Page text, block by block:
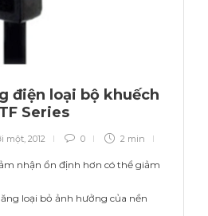
điện loại bộ khuếch
Series
một, 2012 0 2 min
nhận ổn định hơn có thể giảm
loại bỏ ảnh hưởng của nền